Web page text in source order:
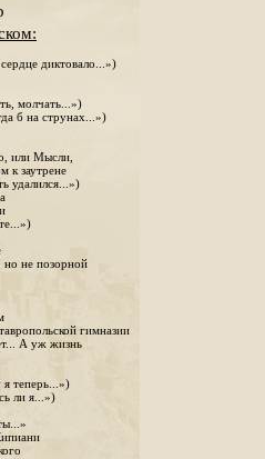
диктовало...»)
молчать...»)
б на струнах...»)
или Мысли,
к заутрене
удалился...»)
не позорной
гимназии
А уж жизнь
теперь...»)
ли я...»)